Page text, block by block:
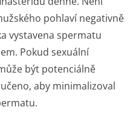
pohlaví negativně
vystavena spermatu
Pokud sexuální
být potenciálně
aby minimalizoval